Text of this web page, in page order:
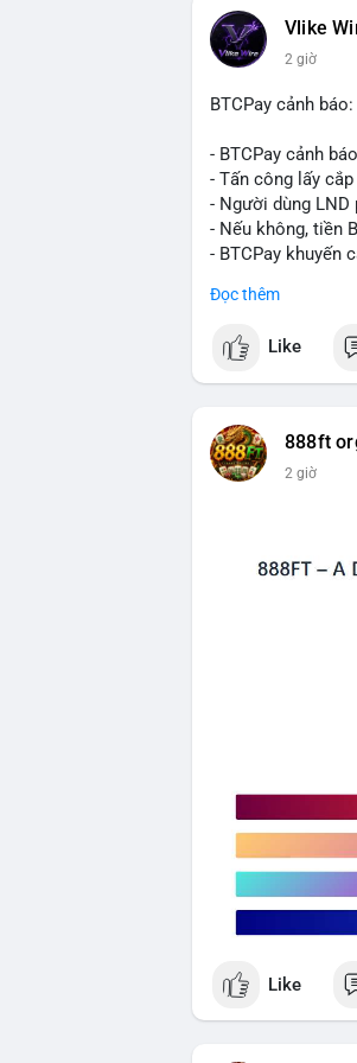
quyết định áp lực
xuất hiện dòng
lệnh chuyển tiếp
Lời khuyên:
định xu hướng rõ
hợp với khối
#289btc
Vlike
2 giờ
BTCPay cảnh
- BTCPay cảnh
- Tấn công lấy
- Người dùng LND
- Nếu không, tiền
- BTCPay khuyến
#binancesquare
$btc
📰 Nguồn:
Đọc thêm
Like
888ft
2 giờ
Like